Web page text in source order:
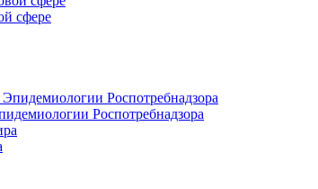
сфере
Роспотребнадзора